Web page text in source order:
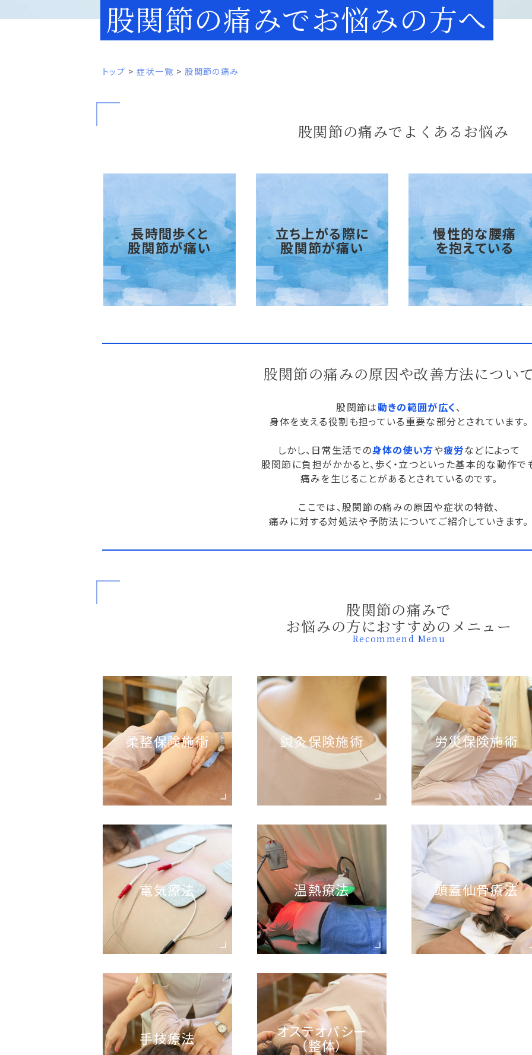
股関節の痛みでお悩みの方へ
トップ 症状一覧 股関節の痛み
股関節の痛みでよくあるお悩み
長時間歩くと
股関節が痛い
立ち上がる際に
股関節が痛い
慢性的な腰痛
を抱えている
股関節の痛みの原因や改善方法につい
股関節は動きの範囲が広く、
身体を支える役割も担っている重要な部分とされています。
しかし、日常生活での身体の使い方や疲労などによって
股関節に負担がかかると、歩く・立つといった基本的な動作で
痛みを生じることがあるとされているのです。
ここでは、股関節の痛みの原因や症状の特徴、
痛みに対する対処法や予防法についてご紹介していきます。
股関節の痛みで
お悩みの方におすすめのメニュー
Recommend Menu
柔整保険施術 鍼灸保険施術 労災保険施術
電気療法 温熱療法 頭蓋仙骨療法
手技療法 オステオパシー
（整体）